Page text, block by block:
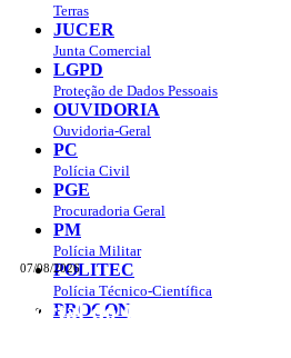
07/08/2026
Portal do Governo do
Terras
JUCER
Junta Comercial
LGPD
Proteção de Dados Pessoais
OUVIDORIA
Ouvidoria-Geral
PC
Polícia Civil
PGE
Procuradoria Geral
PM
Polícia Militar
POLITEC
Polícia Técnico-Científica
PROCON